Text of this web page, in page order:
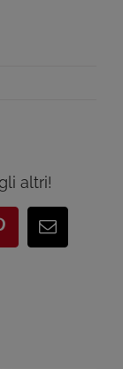
altri!
Email